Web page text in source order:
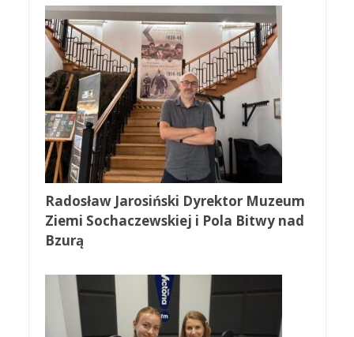
Radosław Jarosiński Dyrektor Muzeum
Ziemi Sochaczewskiej i Pola Bitwy nad
Bzurą